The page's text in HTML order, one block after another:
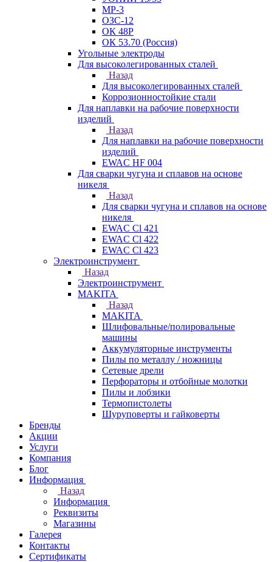
МР-3
ОЗС-12
ОК 48Р
ОК 53.70 (Россия)
Угольные электроды
Для высоколегированных сталей
Назад
Для высоколегированных сталей
Коррозионностойкие стали
Для наплавки на рабочие поверхности
изделий
Назад
Для наплавки на рабочие поверхности
изделий
EWAC HF 004
Для сварки чугуна и сплавов на основе
никеля
Назад
Для сварки чугуна и сплавов на основе
никеля
EWAC Cl 421
EWAC Cl 422
EWAC Cl 423
Электроинструмент
Назад
Электроинструмент
МAKITA
Назад
МAKITA
Шлифовальные/полировальные
машины
Аккумуляторные инструменты
Пилы по металлу / ножницы
Сетевые дрели
Перфораторы и отбойные молотки
Пилы и лобзики
Термопистолеты
Шуруповерты и гайковерты
Бренды
Акции
Услуги
Компания
Блог
Информация
Назад
Информация
Реквизиты
Магазины
Галерея
Контакты
Сертификаты